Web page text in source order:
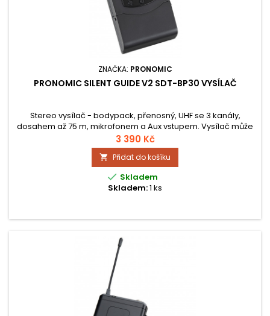
ZNAČKA: PRONOMIC
PRONOMIC SILENT GUIDE V2 SDT-BP30 VYSÍLAČ
Stereo vysílač - bodypack, přenosný, UHF se 3 kanály,
dosahem až 75 m, mikrofonem a Aux vstupem. Vysílač může
být napájen dvěma standardními nebo dobíjecími AA
bateriemi. Doba provozu až 24 hodin. Včetně nabíjecího
kabelu USB, kabelu Aux a spony na opasek.
3 390 Kč
 Přidat do košíku
 Skladem
Skladem:1 ks